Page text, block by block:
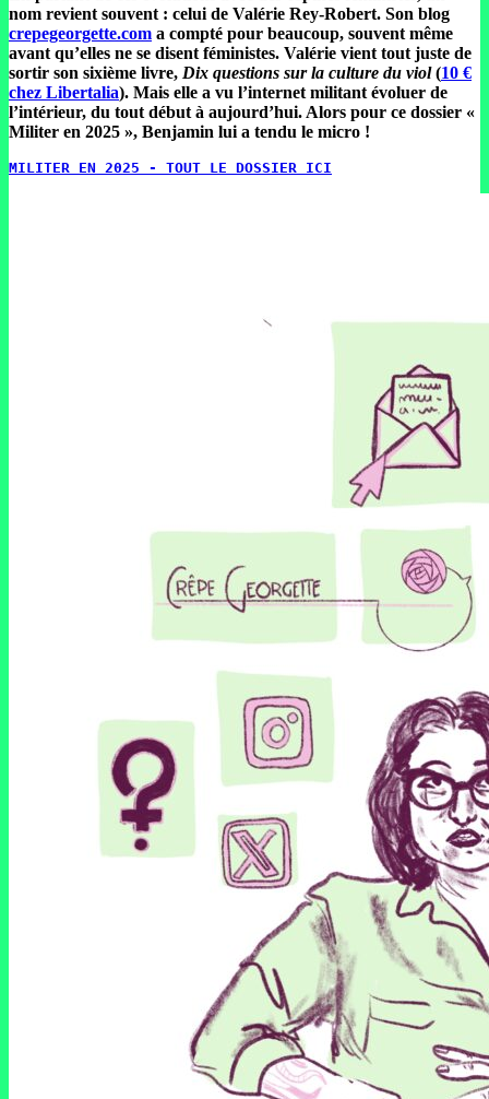
nom revient souvent : celui de Valérie Rey-Robert. Son blog
crepegeorgette.com a compté pour beaucoup, souvent même
avant qu’elles ne se disent féministes. Valérie vient tout juste de
sortir son sixième livre, Dix questions sur la culture du viol(10 €
chez Libertalia). Mais elle a vu l’internet militant évoluer de
l’intérieur, du tout début à aujourd’hui. Alors pour ce dossier «
Militer en 2025 », Benjamin lui a tendu le micro !
MILITER EN 2025 - TOUT LE DOSSIER ICI